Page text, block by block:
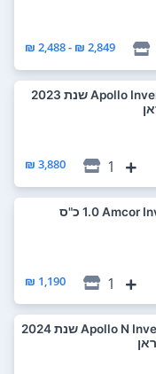
2,849 ₪ - 2,488 ₪
‏מזגן עילי Apollo Inverter 340 NG שנת 2023
1
3,880 ₪
‏מזגן עילי Amcor Inverter 14NG ‏1.0 ‏כ"ס
1
1,190 ₪
‏מזגן עילי Apollo N Inverter 180 NG שנת 2024